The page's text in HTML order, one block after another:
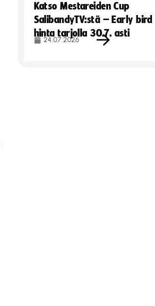
Katso Mestareiden Cup
SalibandyTV:stä – Early
hinta tarjolla 30.7. asti
24.07.2026